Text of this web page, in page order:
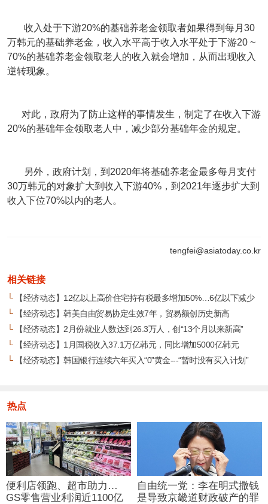
收入处于下游20%的基础养老金领取者如果得到每月30
万韩元的基础养老金，收入水平高于收入水平处于下游20 ~
70%的基础养老金领取老人的收入就会增加，从而出现收入
逆转现象。
对此，政府为了防止这样的事情发生，制定了在收入下游
20%的基础年金领取老人中，减少部分基础年金的规定。
另外，政府计划，到2020年将基础养老金最多每月支付
30万韩元的对象扩大到收入下游40%，到2021年逐步扩大到
收入下位70%以内的老人。
tengfei@asiatoday.co.kr
相关链接
└【经济动态】12亿以上高价住宅持有税最多增加50%…6亿以下减少
└【经济动态】韩美自由贸易协定生效7年，贸易额创历史新高
└【经济动态】2月份就业人数达到26.3万人，创“13个月以来新高”
└【经济动态】1月国税收入37.1万亿韩元，同比增加5000亿韩元
└【经济动态】韩国银行连续六年买入“0”黄金---“暂时没有买入计划”
热点
便利店领跑、超市助力…
GS零售营业利润近1100亿
自由统一党：李在明式撒钱
是导致京畿道财政破产的罪